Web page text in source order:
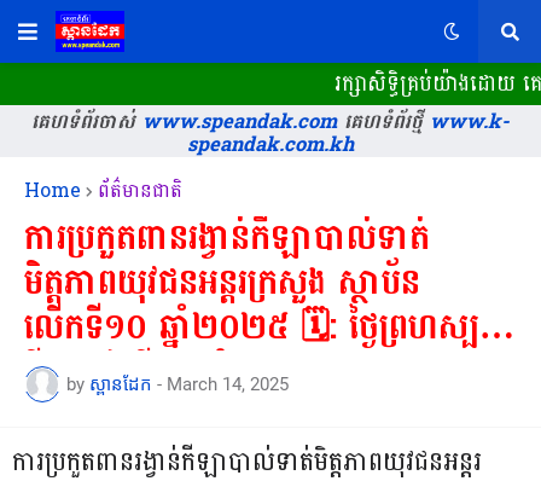
រក្សាសិទ្ធិគ្រប់យ៉ាងដោយ
គេហទំព័រចាស់www.speandak.comគេហទំព័រថ្មីwww.k-
speandak.com.kh
Home ព័ត៌មានជាតិ
ការប្រកួតពានរង្វាន់កីឡាបាល់ទាត់
មិត្តភាពយុវជនអន្តរក្រសួង ស្ថាប័ន
លើកទី១០ ឆ្នាំ២០២៥ 🗓: ថ្ងៃព្រហស្បតិ៍
ទី១៣ ខែមីនា ឆ្នាំ២០២៥...
by ស្ពានដែក - March 14, 2025
ការប្រកួតពានរង្វាន់កីឡាបាល់ទាត់មិត្តភាពយុវជនអន្តរ